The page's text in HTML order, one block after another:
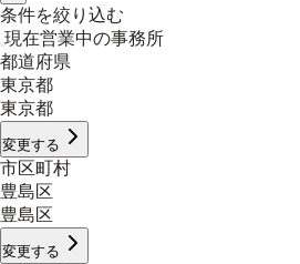
条件を絞り込む
現在営業中の事務所
都道府県
東京都
東京都
変更する
市区町村
豊島区
豊島区
変更する